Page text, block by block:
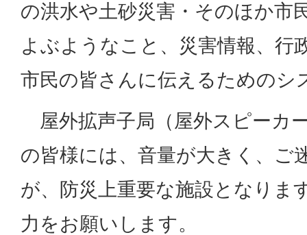
の洪水や土砂災害・そのほか市
よぶようなこと、災害情報、行
市民の皆さんに伝えるためのシ
屋外拡声子局（屋外スピーカ
の皆様には、音量が大きく、ご
が、防災上重要な施設となりま
力をお願いします。